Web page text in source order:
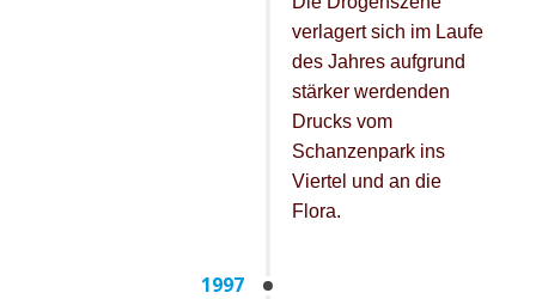
verlagert sich im Laufe
des Jahres aufgrund
stärker werdenden
Drucks vom
Schanzenpark ins
Viertel und an die
Flora.
1997